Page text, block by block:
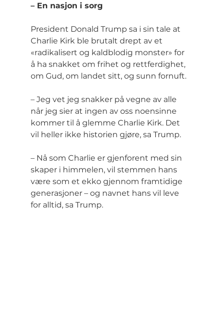
– En nasjon i sorg
President Donald Trump sa i sin tale at
Charlie Kirk ble brutalt drept av et
«radikalisert og kaldblodig monster» for
å ha snakket om frihet og rettferdighet,
om Gud, om landet sitt, og sunn fornuft.
– Jeg vet jeg snakker på vegne av alle
når jeg sier at ingen av oss noensinne
kommer til å glemme Charlie Kirk. Det
vil heller ikke historien gjøre, sa Trump.
– Nå som Charlie er gjenforent med sin
skaper i himmelen, vil stemmen hans
være som et ekko gjennom framtidige
generasjoner – og navnet hans vil leve
for alltid, sa Trump.